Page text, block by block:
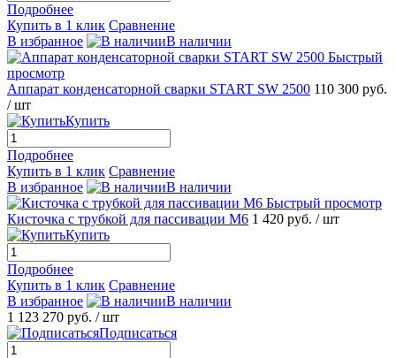
Подробнее
Купить в 1 клик Сравнение
В избранное
В наличии
Быстрый
просмотр
Аппарат конденсаторной сварки START SW 2500 110 300 руб.
/ шт
Купить
Подробнее
Купить в 1 клик Сравнение
В избранное
В наличии
Быстрый просмотр
Кисточка с трубкой для пассивации М6 1 420 руб. / шт
Купить
Подробнее
Купить в 1 клик Сравнение
В избранное
В наличии
1 123 270 руб. / шт
Подписаться